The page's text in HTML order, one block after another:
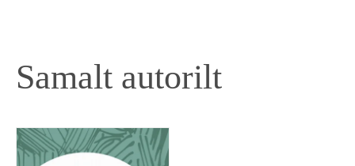
Samalt autorilt